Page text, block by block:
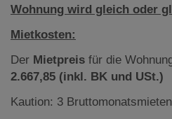
Wohnung wird gleich oder
Mietkosten:
Der Mietpreis für die
2.667,85 (inkl. BK und USt.)
Kaution: 3 Bruttomonatsmieten